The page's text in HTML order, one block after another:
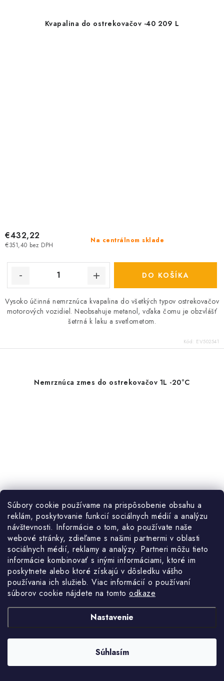
Súbory cookie používame na prispôsobenie obsahu a
reklám, poskytovanie funkcií sociálnych médií a analýzu
návštevnosti. Informácie o tom, ako používate naše
webové stránky, zdieľame s našimi partnermi v oblasti
sociálnych médií, reklamy a analýzy. Partneri môžu tieto
informácie kombinovať s inými informáciami, ktoré im
poskytnete alebo ktoré získajú v dôsledku vášho
používania ich služieb. Viac informácií o používaní
súborov cookie nájdete na tomto odkaze
Nastavenie
Súhlasím
Kvapalina do ostrekovačov -40 209 L
Na centrálnom sklade
€351,40 bez DPH
€432,22
DO KOŠÍKA
Vysoko účinná nemrznúca kvapalina do všetkých typov ostrekovačov
motorových vozidiel. Neobsahuje metanol, vďaka čomu je obzvlášť
šetrná k laku a svetlometom.
Kód: EV502541
Nemrznúca zmes do ostrekovačov 1L -20°C
Skladom
€2,40